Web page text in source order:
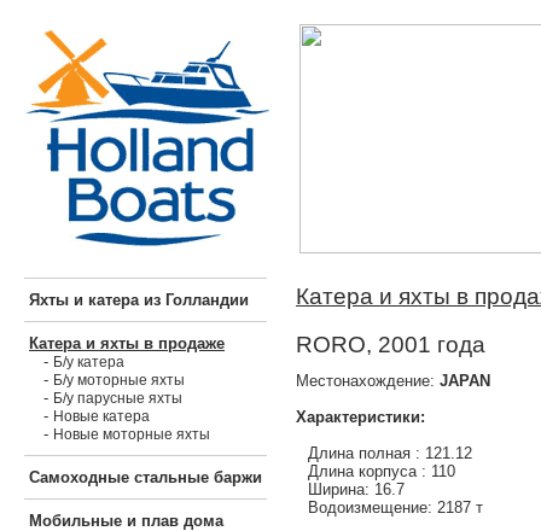
Яхты и катера из Голландии
Катера и яхты в продаже
- Б/у катера
- Б/у моторные яхты
- Б/у парусные яхты
- Новые катера
- Новые моторные яхты
Самоходные стальные баржи
Мобильные и плав дома
Катера и яхты в
RORO, 2001 года
Местонахождение: JAPAN
Характеристики:
Длина полная : 121.12
Длина корпуса : 110
Ширина: 16.7
Водоизмещение: 2187 т